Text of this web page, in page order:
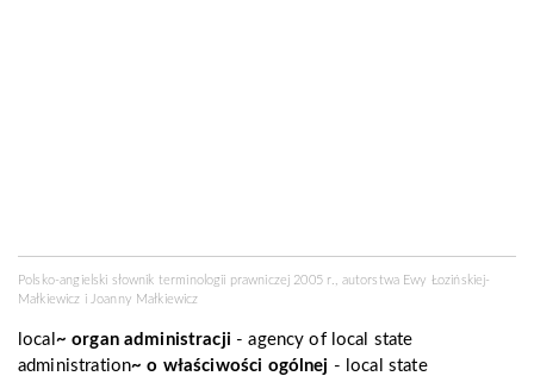
Polsko-angielski słownik terminologii prawniczej 2005 r., autorstwa Ewy Łozińskiej-
Małkiewicz i Joanny Małkiewicz
local ~ organ administracji - agency of local state
administration~ o właściwości ogólnej - local state